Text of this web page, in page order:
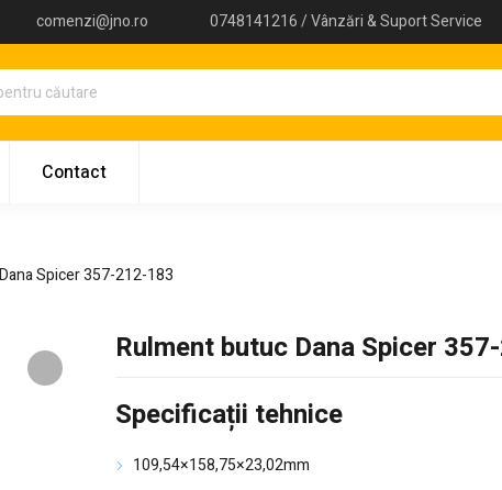
comenzi@jno.ro 0748141216 / Vânzări & Suport Service
Contact
Spicer 357-212-183
Rulment butuc Dana Spicer
Specificații tehnice
109,54×158,75×23,02mm